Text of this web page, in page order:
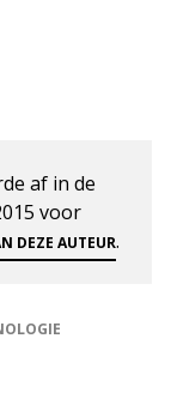
af in de
voor
DEZE AUTEUR.